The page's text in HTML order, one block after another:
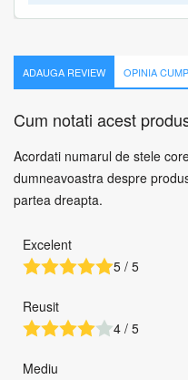
ADAUGA REVIEW OPINIA
Cum notati acest
Acordati numarul de stele
dumneavoastra despre
partea dreapta.
Excelent
5 / 5
Reusit
4 / 5
Mediu